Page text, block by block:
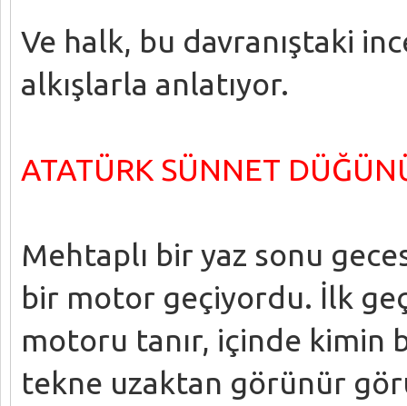
Ve halk, bu davranıştaki
alkışlarla anlatıyor.
ATATÜRK SÜNNET
Mehtaplı bir yaz sonu
bir motor geçiyordu. İlk
motoru tanır, içinde kimin
tekne uzaktan görünür